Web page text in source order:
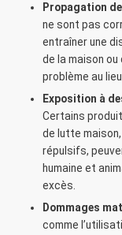
Propagation
ne sont pas
entraîner une
de la maison
problème au
Exposition à
Certains
de lutte
répulsifs,
humaine et
excès.
Dommages
comme